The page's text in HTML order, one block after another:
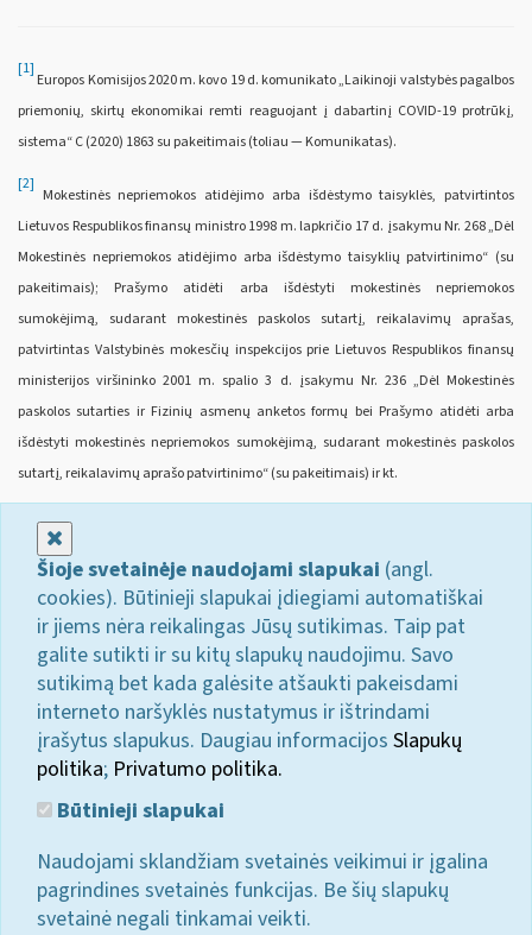
[1]
Europos Komisijos 2020 m. kovo 19 d. komunikato „Laikinoji valstybės pagalbos
priemonių, skirtų ekonomikai remti reaguojant į dabartinį COVID-19 protrūkį,
sistema“ C (2020) 1863 su pakeitimais (toliau — Komunikatas).
[2]
Mokestinės nepriemokos atidėjimo arba išdėstymo taisyklės, patvirtintos
Lietuvos Respublikos finansų ministro 1998 m. lapkričio 17 d. įsakymu Nr. 268 „Dėl
Mokestinės nepriemokos atidėjimo arba išdėstymo taisyklių patvirtinimo“ (su
pakeitimais); Prašymo atidėti arba išdėstyti mokestinės nepriemokos
sumokėjimą, sudarant mokestinės paskolos sutartį, reikalavimų aprašas,
patvirtintas Valstybinės mokesčių inspekcijos prie Lietuvos Respublikos finansų
ministerijos viršininko 2001 m. spalio 3 d. įsakymu Nr. 236 „Dėl Mokestinės
paskolos sutarties ir Fizinių asmenų anketos formų bei Prašymo atidėti arba
išdėstyti mokestinės nepriemokos sumokėjimą, sudarant mokestinės paskolos
sutartį, reikalavimų aprašo patvirtinimo“ (su pakeitimais) ir kt.
Šioje svetainėje naudojami slapukai (angl.
cookies). Būtinieji slapukai įdiegiami automatiškai
ir jiems nėra reikalingas Jūsų sutikimas. Taip pat
galite sutikti ir su kitų slapukų naudojimu. Savo
sutikimą bet kada galėsite atšaukti pakeisdami
interneto naršyklės nustatymus ir ištrindami
įrašytus slapukus. Daugiau informacijos Slapukų
politika; Privatumo politika.
Būtinieji slapukai
Naudojami sklandžiam svetainės veikimui ir įgalina
pagrindines svetainės funkcijas. Be šių slapukų
svetainė negali tinkamai veikti.